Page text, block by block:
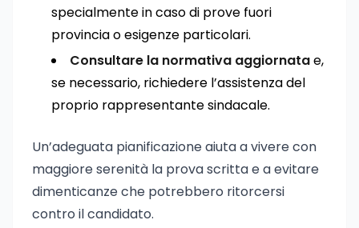
specialmente in caso di prove fuori
provincia o esigenze particolari.
Consultare la normativa aggiornatae,
se necessario, richiedere l’assistenza del
proprio rappresentante sindacale.
Un’adeguata pianificazione aiuta a vivere con
maggiore serenità la prova scritta e a evitare
dimenticanze che potrebbero ritorcersi
contro il candidato.